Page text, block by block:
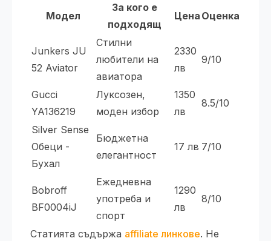
Модел
За кого е
подходящ
Цена Оценка
Junkers JU
52 Aviator
Стилни
любители на
авиатора
2330
лв
9/10
Gucci
YA136219
Луксозен,
моден избор
1350
лв
8.5/10
Silver Sense
Обеци -
Бухал
Бюджетна
елегантност
17 лв 7/10
Bobroff
BF0004iJ
Ежедневна
употреба и
спорт
1290
лв
8/10
Статията съдържа affiliate линкове. Не